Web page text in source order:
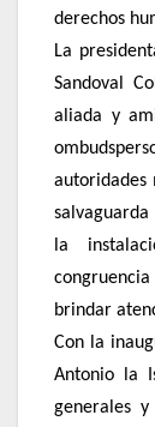
derechos
La
Sandoval
aliada y
autoridades
la
brindar
Con la
Antonio la
generales